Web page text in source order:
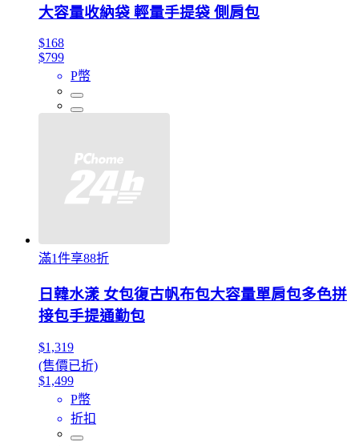
大容量收納袋 輕量手提袋 側肩包
$168
$799
P幣
滿1件享88折
日韓水漾 女包復古帆布包大容量單肩包多色拼
接包手提通勤包
$1,319
(售價已折)
$1,499
P幣
折扣